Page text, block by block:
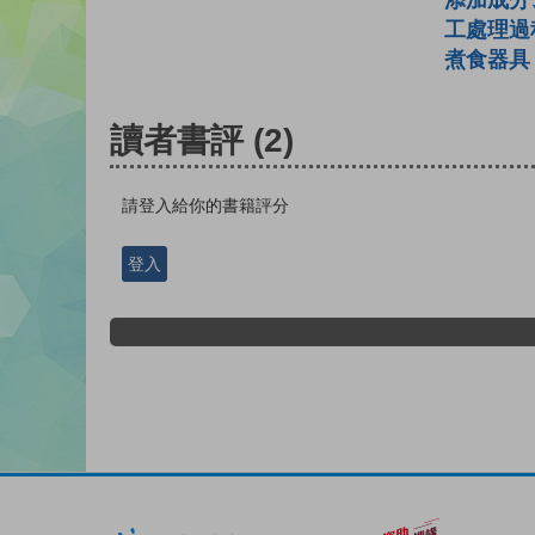
工處理過
煮食器具
讀者書評 (2)
請登入給你的書籍評分
登入